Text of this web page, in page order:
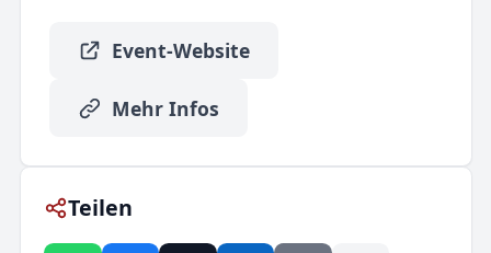
Event-Website
Mehr Infos
Teilen